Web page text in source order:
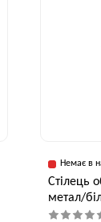
Немає в
Стілець
метал/